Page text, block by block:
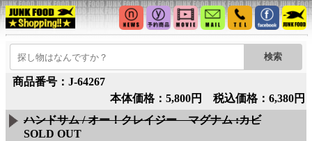
商品番号：J-64267
本体価格：5,800円 税込価格：6,380円
ハンドサム / オー！クレイジー マグナム :カビ
SOLD OUT